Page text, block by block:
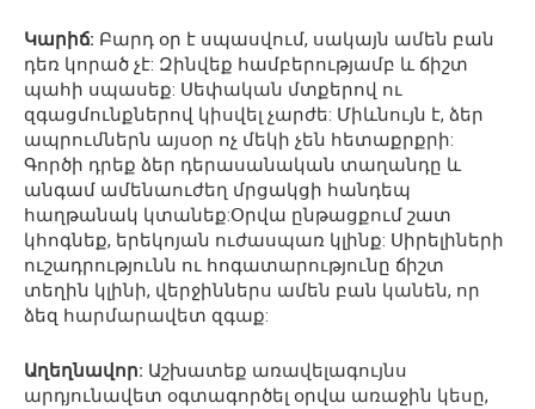
Կարիճ: Բարդ օր է սպասվում, սակայն ամեն բան
դեռ կորած չէ: Զինվեք համբերությամբ և ճիշտ
պահի սպասեք: Սեփական մտքերով ու
զգացմունքներով կիսվել չարժե: Միևնույն է, ձեր
ապրումներն այսօր ոչ մեկի չեն հետաքրքրի:
Գործի դրեք ձեր դերասանական տաղանդը և
անգամ ամենաուժեղ մրցակցի հանդեպ
հաղթանակ կտանեք:Օրվա ընթացքում շատ
կհոգնեք, երեկոյան ուժասպառ կլինք: Սիրելիների
ուշադրությունն ու հոգատարությունը ճիշտ
տեղին կլինի, վերջիններս ամեն բան կանեն, որ
ձեզ հարմարավետ զգաք:
Աղեղնավոր: Աշխատեք առավելագույնս
արդյունավետ օգտագործել օրվա առաջին կեսը,